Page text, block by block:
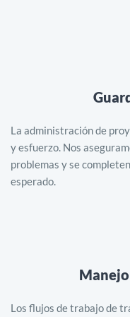
La administración de
y esfuerzo. Nos
problemas y se
esperado.
Los flujos de trabajo de